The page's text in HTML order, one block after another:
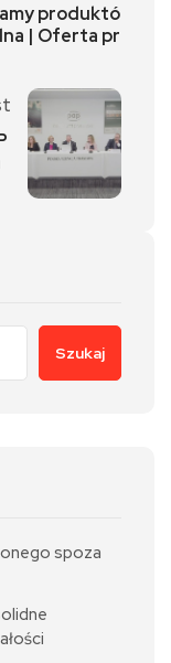
produktó
| Oferta pr
Szukaj
spoza